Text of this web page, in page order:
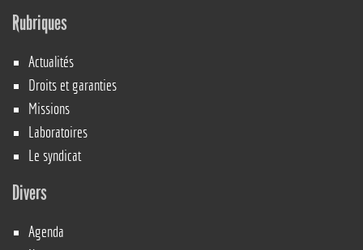
Rubriques
Actualités
Droits et garanties
Missions
Laboratoires
Le syndicat
Divers
Agenda